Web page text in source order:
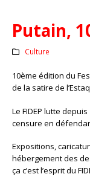
Putain,
Culture
10ème édition du
de la satire de
Le FIDEP lutte
censure en
Expositions,
hébergement des
ça c’est l’esprit du